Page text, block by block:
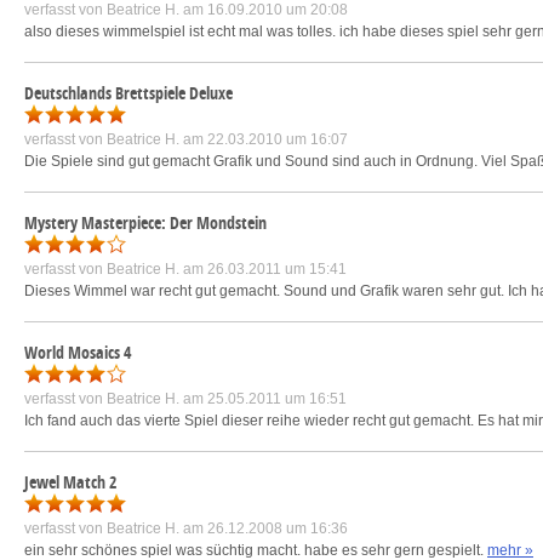
verfasst von Beatrice H. am 16.09.2010 um 20:08
also dieses wimmelspiel ist echt mal was tolles. ich habe dieses spiel sehr
Deutschlands Brettspiele Deluxe
verfasst von Beatrice H. am 22.03.2010 um 16:07
Die Spiele sind gut gemacht Grafik und Sound sind auch in Ordnung. Viel
Mystery Masterpiece: Der Mondstein
verfasst von Beatrice H. am 26.03.2011 um 15:41
Dieses Wimmel war recht gut gemacht. Sound und Grafik waren sehr gut.
World Mosaics 4
verfasst von Beatrice H. am 25.05.2011 um 16:51
Ich fand auch das vierte Spiel dieser reihe wieder recht gut gemacht. Es hat
Jewel Match 2
verfasst von Beatrice H. am 26.12.2008 um 16:36
ein sehr schönes spiel was süchtig macht. habe es sehr gern gespielt. mehr »